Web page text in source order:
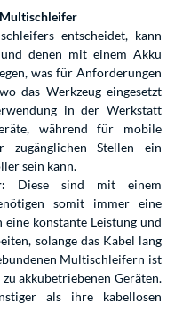
entscheidet, kann
und denen mit einem Akku
was für Anforderungen
das Werkzeug eingesetzt
in der Werkstatt
während für mobile
zugänglichen Stellen ein
sein kann.
Diese sind mit einem
somit immer eine
eine konstante Leistung und
solange das Kabel lang
Multischleifern ist
akkubetriebenen Geräten.
als ihre kabellosen